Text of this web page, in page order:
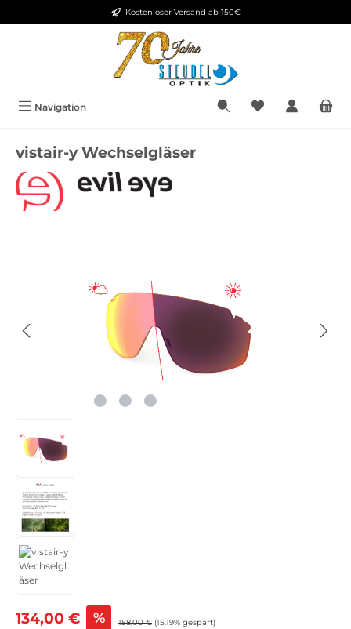
Zum Hauptinhalt springenKostenloser Versand ab 150€
Navigation
vistair-y Wechselgläser
Verkaufspreis:
134,00 € % Regulärer Preis:
158,00 € (15.19% gespart)